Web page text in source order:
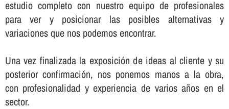
estudio completo con nuestro equipo de profesionales
para ver y posicionar las posibles alternativas y
variaciones que nos podemos encontrar.
Una vez finalizada la exposición de ideas al cliente y su
posterior confirmación, nos ponemos manos a la obra,
con profesionalidad y experiencia de varios años en el
sector.